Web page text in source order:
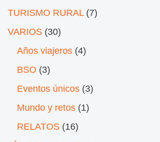
TURISMO RURAL(7)
VARIOS (30)
Años viajeros (4)
BSO (3)
Eventos únicos (3)
Mundo y retos (1)
RELATOS (16)